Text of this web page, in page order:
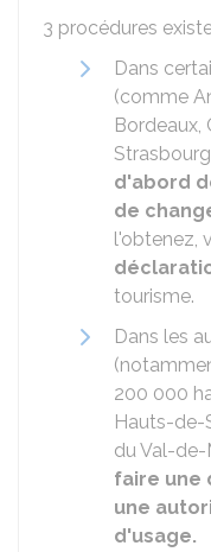
3 procédures
Dans
(comme
Bordeaux,
d'abord
de
l'obtenez,
tourisme.
Dans les
200 000
Hauts-de-
du Val-
faire une
une
d'usage.